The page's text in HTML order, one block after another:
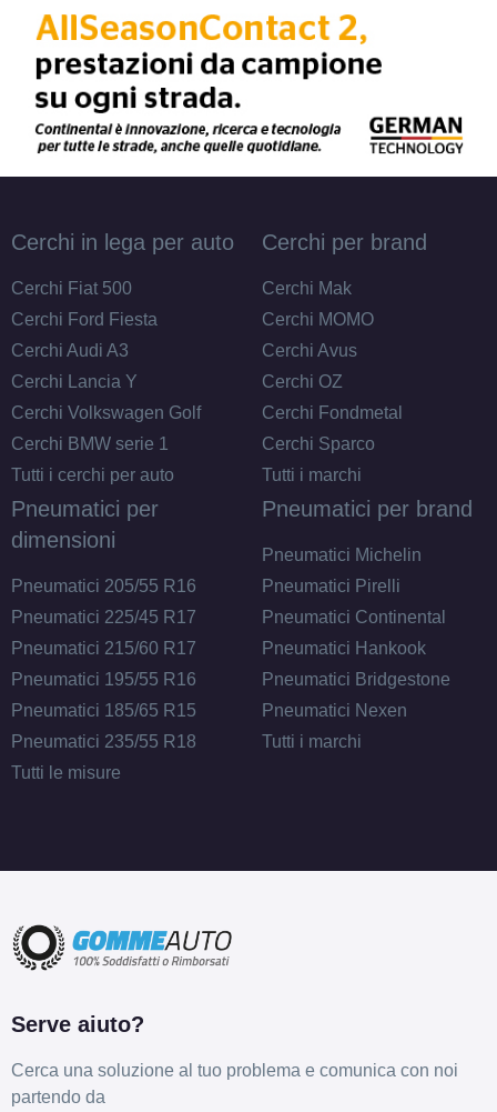
Cerchi in lega per auto
Cerchi Fiat 500
Cerchi Ford Fiesta
Cerchi Audi A3
Cerchi Lancia Y
Cerchi Volkswagen Golf
Cerchi BMW serie 1
Tutti i cerchi per auto
Cerchi per brand
Cerchi Mak
Cerchi MOMO
Cerchi Avus
Cerchi OZ
Cerchi Fondmetal
Cerchi Sparco
Tutti i marchi
Pneumatici per
dimensioni
Pneumatici 205/55 R16
Pneumatici 225/45 R17
Pneumatici 215/60 R17
Pneumatici 195/55 R16
Pneumatici 185/65 R15
Pneumatici 235/55 R18
Tutti le misure
Pneumatici per brand
Pneumatici Michelin
Pneumatici Pirelli
Pneumatici Continental
Pneumatici Hankook
Pneumatici Bridgestone
Pneumatici Nexen
Tutti i marchi
Serve aiuto?
Cerca una soluzione al tuo problema e comunica con noi
partendo da